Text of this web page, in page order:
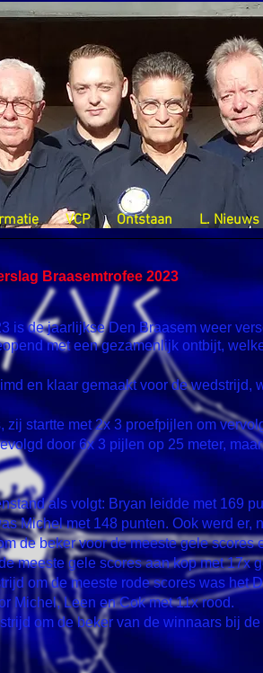
VCP Ontstaan L. Nieuws
Braasemtrofee 2023
is de jaarlijkse Den Braasem weer
met een gezamenlijk ontbijt,
en klaar gemaakt voor de wedstrijd,
zij startte met 2x 3 proefpijlen om
door 6x 3 pijlen op 25 meter,
als volgt: Bryan leidde met 169
Michel met 148 punten. Ook werd er,
de beker voor de meeste gele scores
meeste gele scores aan kop met 17x
om de meeste rode scores was het
Michel, Leen en Cok met 11x rood.
om de beker van de winnaars bij de